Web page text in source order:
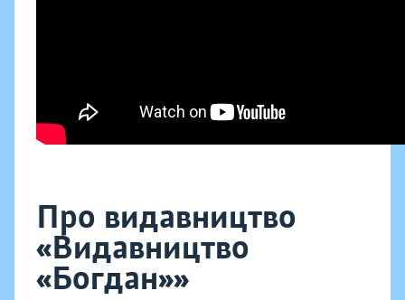
Про видавництво
«Видавництво
«Богдан»»